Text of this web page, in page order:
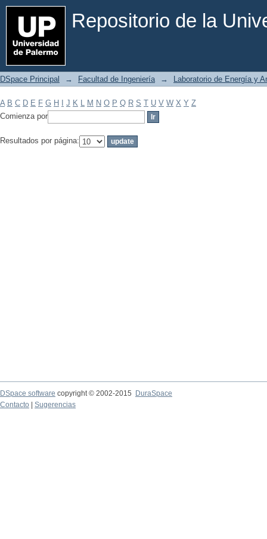
Repositorio de la
Filtrar por: Materia
DSpace Principal → Facultad de Ingeniería → Laboratorio de Energía y
A B C D E F G H J K L M N O P Q R S T U V W X Y Z
Comienza por
Resultados por página:
DSpace software copyright © 2002-2015
DuraSpace
Contacto
Sugerencias